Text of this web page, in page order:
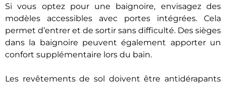
Si vous optez pour une baignoire, envisagez des
modèles accessibles avec portes intégrées. Cela
permet d’entrer et de sortir sans difficulté. Des sièges
dans la baignoire peuvent également apporter un
confort supplémentaire lors du bain.
Les revêtements de sol doivent être antidérapants